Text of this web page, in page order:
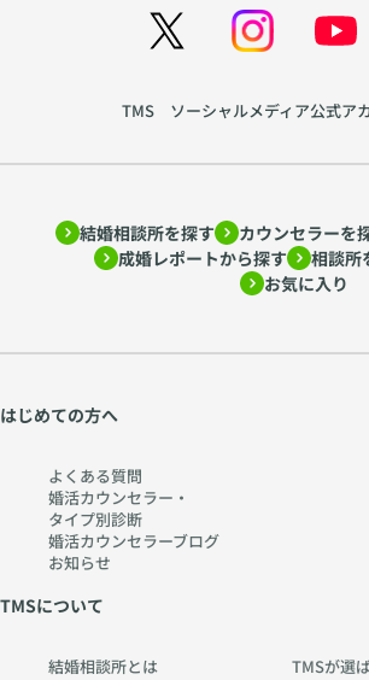
TMS ソーシャルメディア公式ア
結婚相談所を探す カウンセラーを
成婚レポートから探す
相談所
お気に入り
はじめての方へ
よくある質問
婚活カウンセラー・
タイプ別診断
婚活カウンセラーブログ
お知らせ
TMSについて
結婚相談所とは
TMSが選